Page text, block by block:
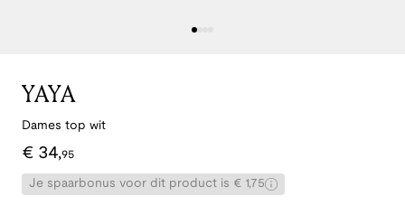
YAYA
Dames top wit
€ 34,95
Je spaarbonus voor dit product is € 1,75